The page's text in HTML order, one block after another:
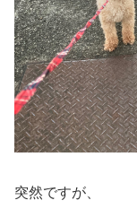
突然ですが、